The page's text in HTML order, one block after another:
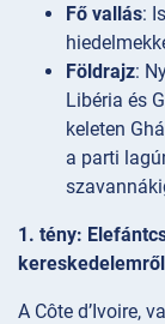
Fő vallás:
Földrajz:
Libéria és
keleten
a parti
1. tény:
A Côte d’Ivoire,